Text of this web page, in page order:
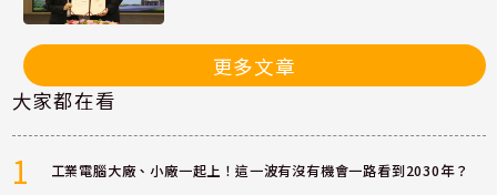
更多文章
大家都在看
1 工業電腦大廠、小廠一起上！這一波有沒有機會一路看到2030年？